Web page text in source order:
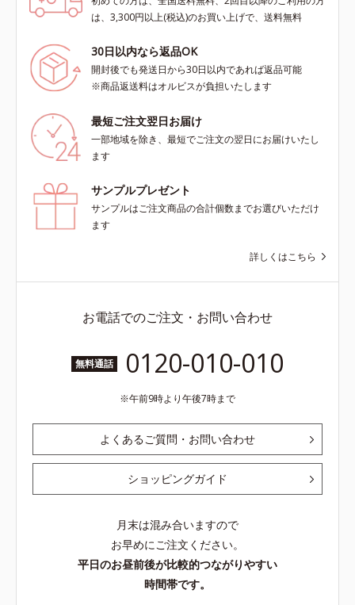
は、3,300円以上(税込)のお買い上げで、送料無料
30日以内なら返品OK
開封後でも発送日から30日以内であれば返品可能
※商品返送料はオルビスが負担いたします
最短ご注文翌日お届け
一部地域を除き、最短でご注文の翌日にお届けいたし
ます
サンプルプレゼント
サンプルはご注文商品の合計個数までお選びいただけ
ます
詳しくはこちら
お電話でのご注文・お問い合わせ
無料通話 0120-010-010
午前9時より午後7時まで
よくあるご質問・お問い合わせ
ショッピングガイド
月末は混み合いますので
お早めにご注文ください。
平日のお昼前後が比較的つながりやすい
時間帯です。